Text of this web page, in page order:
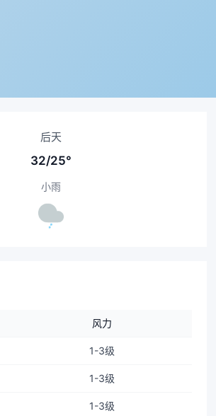
后天
32/25°
小雨
风力
1-3级
1-3级
1-3级